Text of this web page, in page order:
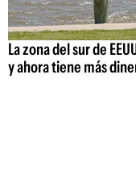
La zona del sur de
y ahora tiene más